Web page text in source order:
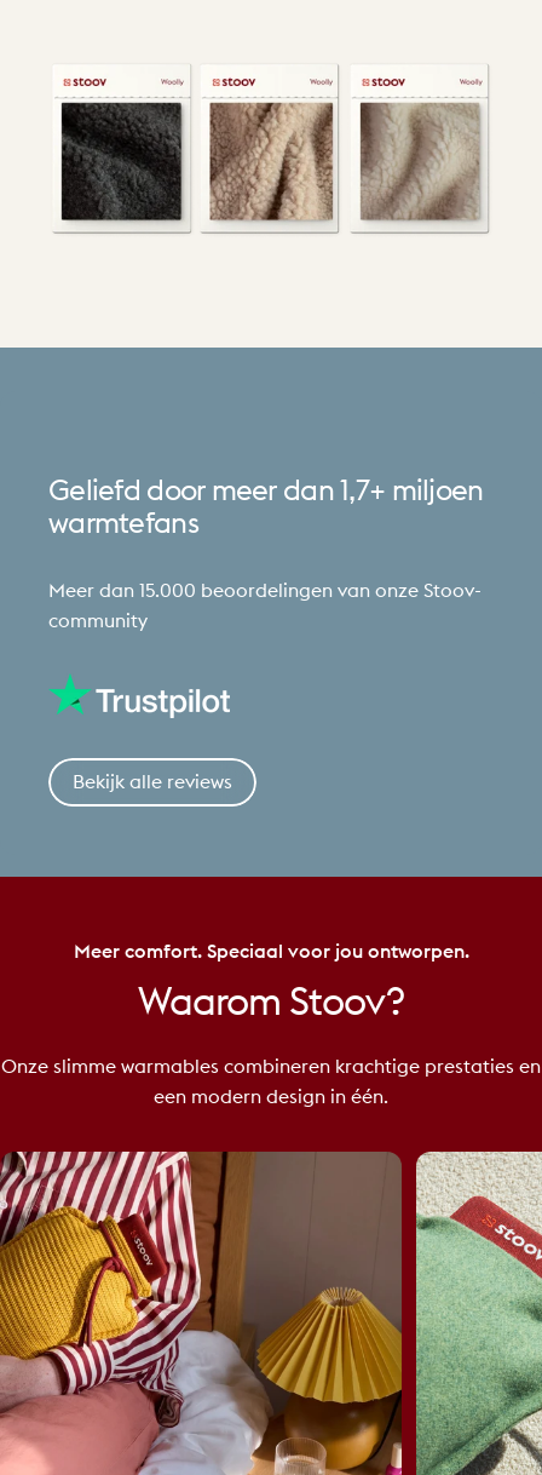
Geliefd door meer dan 1,7+ miljoen
warmtefans
Meer dan 15.000 beoordelingen van onze Stoov-
community
Bekijk alle reviews
Meer comfort. Speciaal voor jou ontworpen.
Waarom Stoov?
Onze slimme warmables combineren krachtige prestaties en
een modern design in één.